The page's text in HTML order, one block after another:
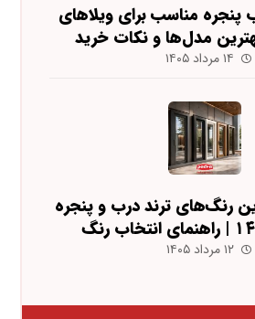
پنجره مناسب برای ویلاهای
مدل‌ها و نکات خرید
۱۴ مرداد ۱۴۰۵
رنگ‌های ترند درب و پنجره
۱۲ مرداد ۱۴۰۵